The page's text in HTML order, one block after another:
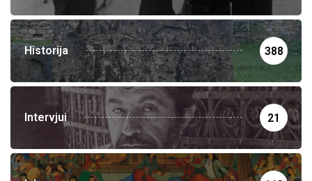
Historija 388
Intervjui 21